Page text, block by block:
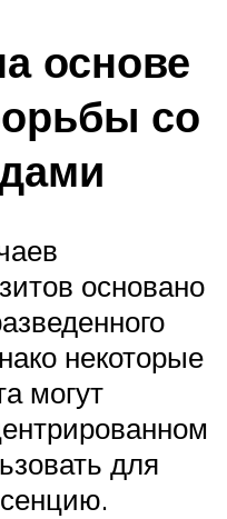
основе
со
основано
некоторые
могут
для